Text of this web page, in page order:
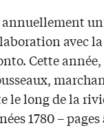
annuellement
avec la
Cette
le long de la
1780 – pages